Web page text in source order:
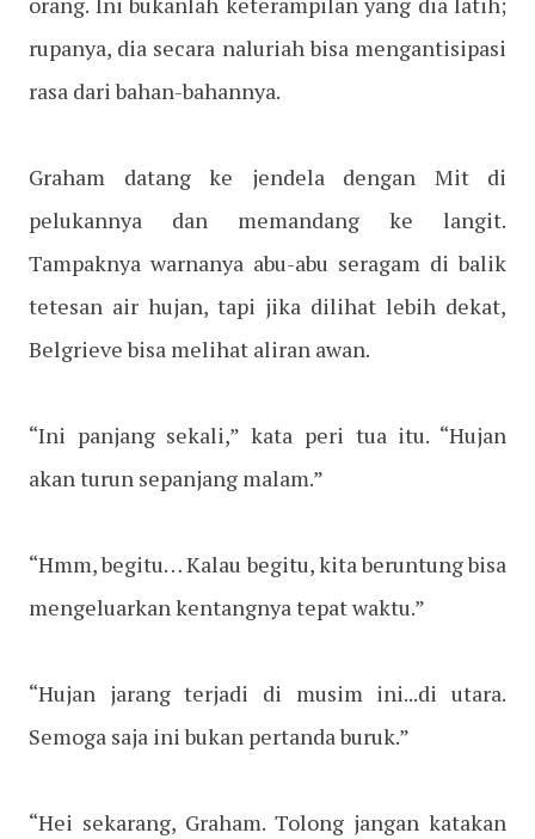
rupanya, dia secara naluriah bisa mengantisipasi
rasa dari bahan-bahannya.
Graham datang ke jendela dengan Mit di
pelukannya dan memandang ke langit.
Tampaknya warnanya abu-abu seragam di balik
tetesan air hujan, tapi jika dilihat lebih dekat,
Belgrieve bisa melihat aliran awan.
“Ini panjang sekali,” kata peri tua itu. “Hujan
akan turun sepanjang malam.”
“Hmm, begitu… Kalau begitu, kita beruntung bisa
mengeluarkan kentangnya tepat waktu.”
“Hujan jarang terjadi di musim ini...di utara.
Semoga saja ini bukan pertanda buruk.”
“Hei sekarang, Graham. Tolong jangan katakan